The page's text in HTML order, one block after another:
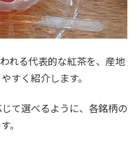
れる代表的な紅茶を、産地
すく紹介します。
て選べるように、各銘柄の
。